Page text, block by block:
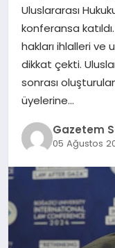
DÜNYA
EĞITIM
Uluslararası
konferansa
hakları ihlalleri ve
dikkat çekti.
sonrası
üyelerine…
Gazetem
05 Ağustos